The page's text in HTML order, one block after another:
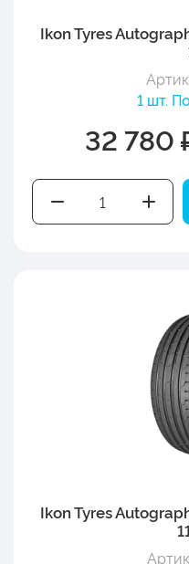
Ikon Tyres
1 шт.
32 780
Ikon Tyres